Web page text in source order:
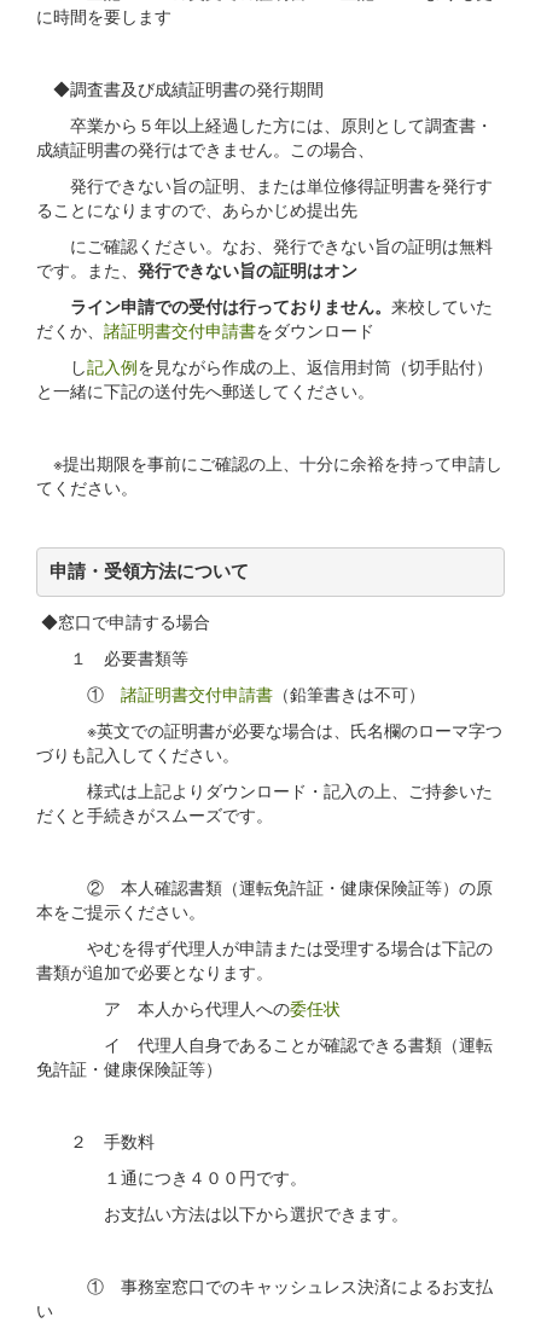
に時間を要します
◆調査書及び成績証明書の発行期間
卒業から５年以上経過した方には、原則として調査書・
成績証明書の発行はできません。この場合、
発行できない旨の証明、または単位修得証明書を発行す
ることになりますので、あらかじめ提出先
にご確認ください。なお、発行できない旨の証明は無料
です。また、 発行できない旨の証明はオン
ライン申請での受付は行っておりません。 来校していた
だくか、 諸証明書交付申請書をダウンロード
し記入例を見ながら作成の上、返信用封筒（切手貼付）
と一緒に下記の送付先へ郵送してください。
※提出期限を事前にご確認の上、十分に余裕を持って申請し
てください。
申請・受領方法について
◆窓口で申請する場合
１ 必要書類等
① 諸証明書交付申請書 （鉛筆書きは不可）
※英文での証明書が必要な場合は、氏名欄のローマ字つ
づりも記入してください。
様式は上記よりダウンロード・記入の上、ご持参いた
だくと手続きがスムーズです。
② 本人確認書類（運転免許証・健康保険証等）の原
本をご提示ください。
やむを得ず代理人が申請または受理する場合は下記の
書類が追加で必要となります。
ア 本人から代理人への委任状
イ 代理人自身であることが確認できる書類（運転
免許証・健康保険証等）
２ 手数料
１通につき４００円です。
お支払い方法は以下から選択できます。
① 事務室窓口でのキャッシュレス決済によるお支払
い